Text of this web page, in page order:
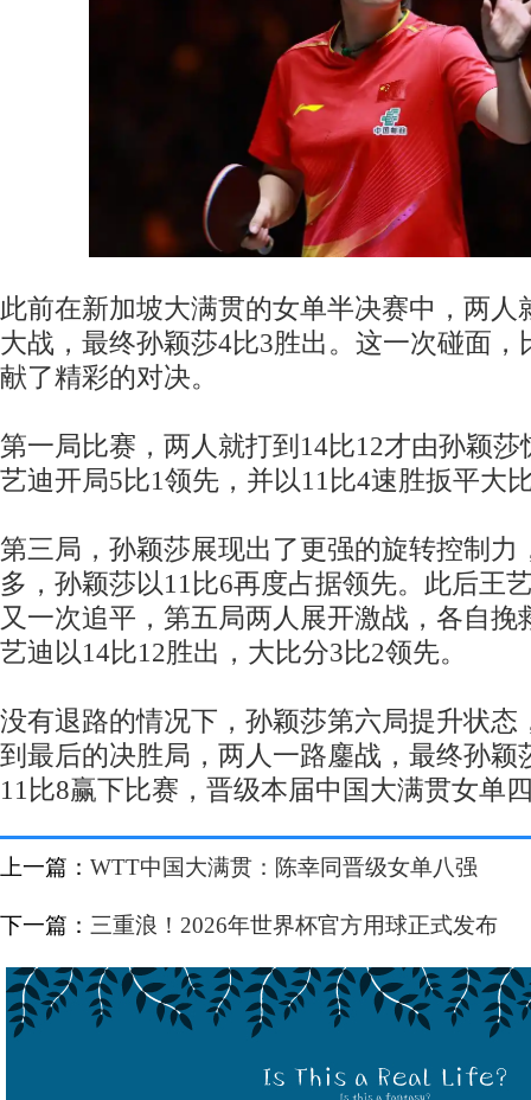
此前在新加坡大满贯的女单半决赛中，两人
大战，最终孙颖莎4比3胜出。这一次碰面，
献了精彩的对决。
第一局比赛，两人就打到14比12才由孙颖
艺迪开局5比1领先，并以11比4速胜扳平大
第三局，孙颖莎展现出了更强的旋转控制力
多，孙颖莎以11比6再度占据领先。此后王
又一次追平，第五局两人展开激战，各自挽
艺迪以14比12胜出，大比分3比2领先。
没有退路的情况下，孙颖莎第六局提升状态
到最后的决胜局，两人一路鏖战，最终孙颖
11比8赢下比赛，晋级本届中国大满贯女单
上一篇： WTT中国大满贯：陈幸同晋级女单八强
下一篇： 三重浪！2026年世界杯官方用球正式发布